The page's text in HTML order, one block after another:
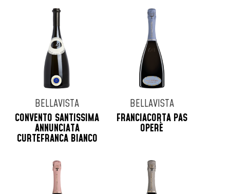
BELLAVISTA
CONVENTO SANTISSIMA
ANNUNCIATA
CURTEFRANCA BIANCO
BELLAVISTA
FRANCIACORTA PAS
OPERÈ